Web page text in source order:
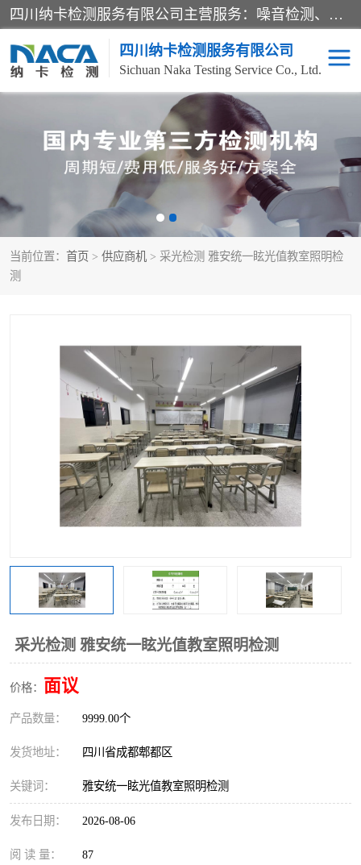
四川纳卡检测服务有限公司主营服务：噪音检测、灯光检测、防护网检测、磁性检测、无损检测、燃烧等级检测；本着严谨、规范的态度严格执行国家现行标准、规范及规程，奉行“科学公正、准确、持续改进、诚信服务”的企业价值和“科学、信誉、服务”的企业宗旨，竭诚为广大客户服务。
四川纳卡检测服务有限公司
Sichuan Naka Testing Service Co., Ltd.
当前位置： 首页 > 供应商机 > 采光检测 雅安统一眩光值教室照明检
测
采光检测 雅安统一眩光值教室照明检测
价格： 面议
产品数量： 9999.00个
发货地址： 四川省成都郫都区
关键词： 雅安统一眩光值教室照明检测
发布日期： 2026-08-06
阅 读 量： 87
噪音检测 灯光检测
防护网检测 磁性检测
燃烧等级检测
可靠性检测 产品检测